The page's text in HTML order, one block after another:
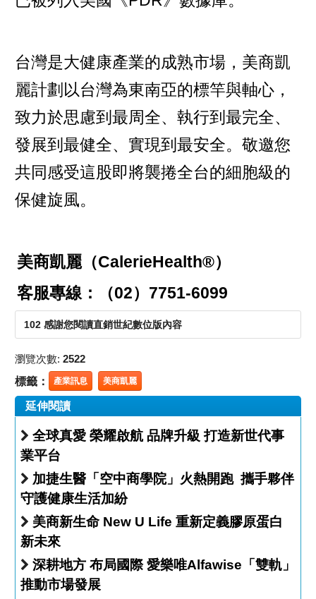
台灣是大健康產業的成熟市場，美商凱
麗計劃以台灣為東南亞的標竿與軸心，
致力於思慮到最周全、執行到最完全、
發展到最健全、實現到最安全。敬邀您
共同感受這股即將襲捲全台的細胞級的
保健旋風。
美商凱麗（CalerieHealth®）
客服專線：（02）7751-6099
102 感謝您閱讀直銷世紀數位版內容
瀏覽次數: 2522
標籤： 產業訊息 美商凱麗
延伸閱讀
全球真愛 榮耀啟航 品牌升級 打造新世代事
業平台
加捷生醫「空中商學院」火熱開跑 攜手夥伴
守護健康生活加紛
美商新生命 New U Life 重新定義膠原蛋白
新未來
深耕地方 布局國際 愛樂唯Alfawise「雙軌」
推動市場發展